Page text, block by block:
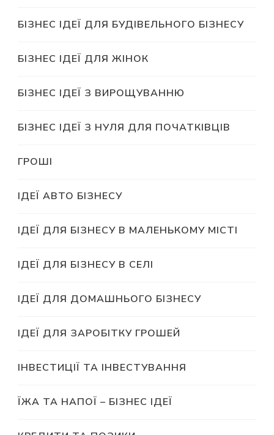
БІЗНЕС ІДЕЇ ДЛЯ БУДІВЕЛЬНОГО БІЗНЕСУ
БІЗНЕС ІДЕЇ ДЛЯ ЖІНОК
БІЗНЕС ІДЕЇ З ВИРОЩУВАННЮ
БІЗНЕС ІДЕЇ З НУЛЯ ДЛЯ ПОЧАТКІВЦІВ
ГРОШІ
ІДЕЇ АВТО БІЗНЕСУ
ІДЕЇ ДЛЯ БІЗНЕСУ В МАЛЕНЬКОМУ МІСТІ
ІДЕЇ ДЛЯ БІЗНЕСУ В СЕЛІ
ІДЕЇ ДЛЯ ДОМАШНЬОГО БІЗНЕСУ
ІДЕЇ ДЛЯ ЗАРОБІТКУ ГРОШЕЙ
ІНВЕСТИЦІЇ ТА ІНВЕСТУВАННЯ
ЇЖА ТА НАПОЇ – БІЗНЕС ІДЕЇ